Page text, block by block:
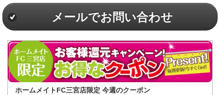
メールでお問い合わせ
ホームメイトFC三宮店限定 今週のクーポン